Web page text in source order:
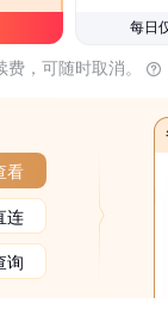
每日
，可随时取消。
看
连
询